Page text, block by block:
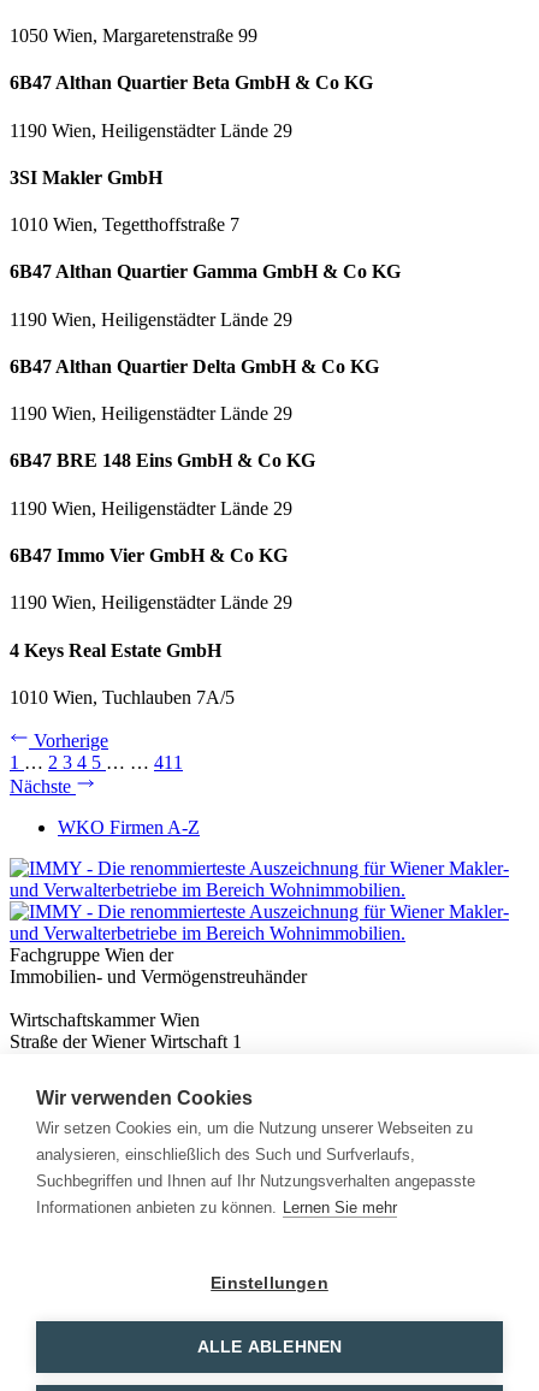
1050 Wien, Margaretenstraße 99
6B47 Althan Quartier Beta GmbH & Co KG
1190 Wien, Heiligenstädter Lände 29
3SI Makler GmbH
1010 Wien, Tegetthoffstraße 7
6B47 Althan Quartier Gamma GmbH & Co KG
1190 Wien, Heiligenstädter Lände 29
6B47 Althan Quartier Delta GmbH & Co KG
1190 Wien, Heiligenstädter Lände 29
6B47 BRE 148 Eins GmbH & Co KG
1190 Wien, Heiligenstädter Lände 29
6B47 Immo Vier GmbH & Co KG
1190 Wien, Heiligenstädter Lände 29
4 Keys Real Estate GmbH
1010 Wien, Tuchlauben 7A/5
Vorherige
1 … 2 3 4 5 … … 411
Nächste
WKO Firmen A-Z
Fachgruppe Wien der
Immobilien- und Vermögenstreuhänder
Wirtschaftskammer Wien
Straße der Wiener Wirtschaft 1
Nützliches
Immobilienwissen
Formulare & Rechner
Expert:innen
Info
Wir verwenden Cookies
Wir setzen Cookies ein, um die Nutzung unserer Webseiten zu
analysieren, einschließlich des Such und Surfverlaufs,
Suchbegriffen und Ihnen auf Ihr Nutzungsverhalten angepasste
Informationen anbieten zu können. Lernen Sie mehr
Einstellungen
ALLE ABLEHNEN